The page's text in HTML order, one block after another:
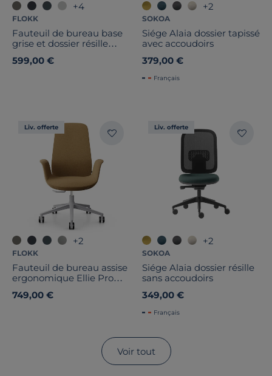
+4
FLOKK
Fauteuil de bureau base
grise et dossier résille
599,00 €
+2
SOKOA
Siége Alaia dossier tapissé
avec accoudoirs
379,00 €
Français
Liv. offerte
+2
FLOKK
Fauteuil de bureau assise
ergonomique Ellie Pro
749,00 €
Liv. offerte
+2
SOKOA
Siége Alaia dossier résille
sans accoudoirs
349,00 €
Français
Voir tout